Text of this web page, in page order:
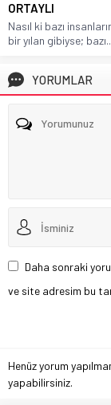
ORTAYLI
Nasıl ki bazı
bir yılan gibiyse;
YORUMLAR
Daha sonraki
ve site adresim bu
Henüz yorum
yapabilirsiniz.